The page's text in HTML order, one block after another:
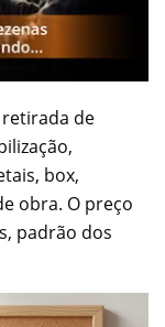
de
box,
obra. O preço
padrão dos